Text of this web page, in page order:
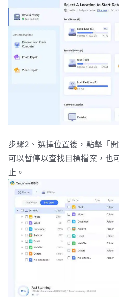
步驟2、選擇位置後，點擊「
可以暫停以查找目標檔案，也
止。